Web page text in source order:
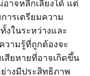
าจหลีกเลี่ยงได้ แต่
ารเตรียมความ
ในระหว่างและ
วามรู้ที่ถูกต้องจะ
สียหายที่อาจเกิดขึ้น
างมีประสิทธิภาพ